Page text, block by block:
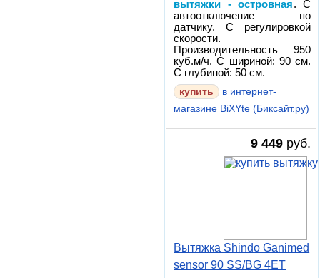
вытяжки - островная. С
автоотключение по
датчику. С регулировкой
скорости.
Производительность 950
куб.м/ч. С шириной: 90 см.
С глубиной: 50 см.
в интернет-
магазине BiXYte (Биксайт.ру)
9 449 руб.
Вытяжка Shindo Ganimed
sensor 90 SS/BG 4ET